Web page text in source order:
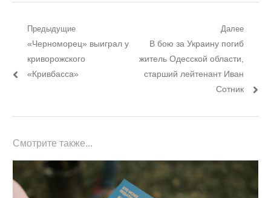
Навигация
записям
Предыдущие
Предыдущий
пост:
«Черноморец» выиграл у
криворожского
«Кривбасса»
Далее
Следующий
пост:
В бою за Украину погиб
житель Одесской области,
старший лейтенант Иван
Сотник
Смотрите также...